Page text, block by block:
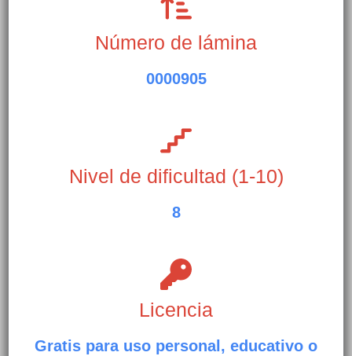
Número de lámina
0000905
Nivel de dificultad (1-10)
8
Licencia
Gratis para uso personal, educativo o